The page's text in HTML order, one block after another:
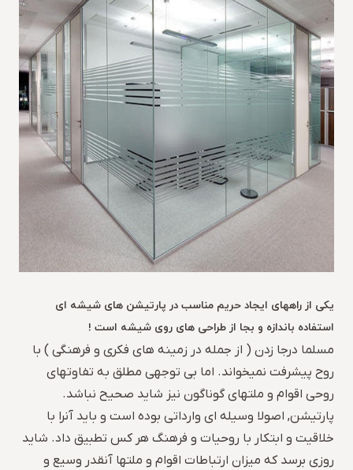
یکی از راههای ایجاد حریم مناسب در پارتیشن های شیشه ای
استفاده باندازه و بجا از طراحی های روی شیشه است !
مسلما درجا زدن ( از جمله در زمینه های فکری و فرهنگی ) با
روح پیشرفت نمیخواند. اما بی توجهی مطلق به تفاوتهای
روحی اقوام و ملتهای گوناگون نیز شاید صحیح نباشد.
پارتیشن, اصولا وسیله ای وارداتی بوده است و باید آنرا با
خلاقیت و ابتکار با روحیات و فرهنگ هر کس تطبیق داد. شاید
روزی برسد که میزان ارتباطات اقوام و ملتها آنقدر وسیع و